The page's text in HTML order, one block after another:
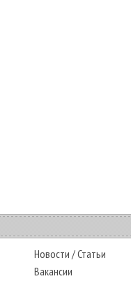
Новости /Статьи
Вакансии